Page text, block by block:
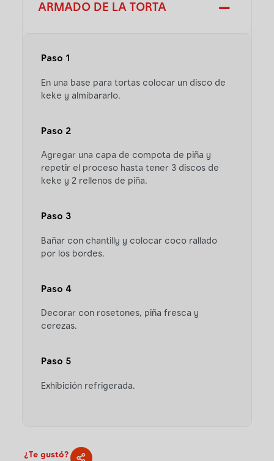
ARMADO DE LA TORTA
Paso 1
En una base para tortas colocar un disco de
keke y almibararlo.
Paso 2
Agregar una capa de compota de piña y
repetir el proceso hasta tener 3 discos de
keke y 2 rellenos de piña.
Paso 3
Bañar con chantilly y colocar coco rallado
por los bordes.
Paso 4
Decorar con rosetones, piña fresca y
cerezas.
Paso 5
Exhibición refrigerada.
¿Te gustó?